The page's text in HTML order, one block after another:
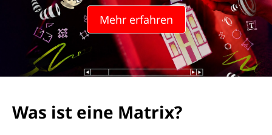
r
Mehr erfahren
Was ist eine Matrix?